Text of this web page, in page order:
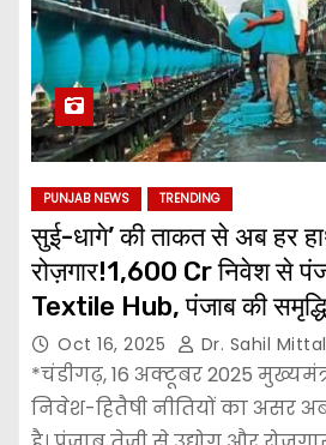
PUNJAB NEWS TRENDING
सुई-धागे’ की ताकत से अब हर
रोज़गार!₹1,600 Cr निवेश से
Textile Hub, पंजाब की
Oct 16, 2025 Dr. Sahil Mittal
*चंडीगढ़, 16 अक्टूबर 2025
निवेश-हितैषी नीतियों का असर